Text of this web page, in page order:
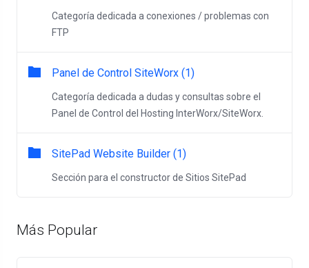
Categoría dedicada a conexiones / problemas con
FTP
Panel de Control SiteWorx (1)
Categoría dedicada a dudas y consultas sobre el
Panel de Control del Hosting InterWorx/SiteWorx.
SitePad Website Builder (1)
Sección para el constructor de Sitios SitePad
Más Popular